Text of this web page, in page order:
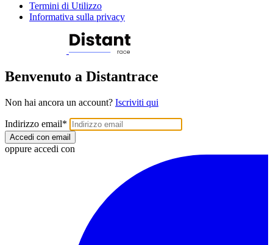
Termini di Utilizzo
Informativa sulla privacy
Benvenuto a Distantrace
Non hai ancora un account? Iscriviti qui
Indirizzo email*
Accedi con email
oppure accedi con